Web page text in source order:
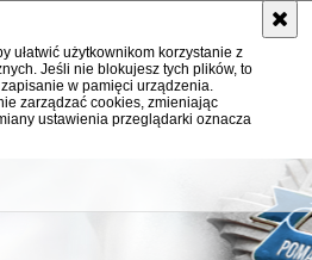
ułatwić użytkownikom korzystanie z
Jeśli nie blokujesz tych plików, to
w pamięci urządzenia.
zarządzać cookies, zmieniając
ustawienia przeglądarki oznacza